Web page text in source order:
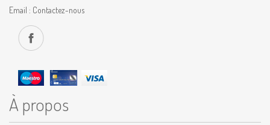
Email : Contactez-nous
À propos